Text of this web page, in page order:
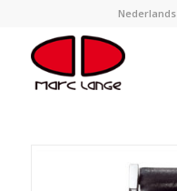
Nederlands